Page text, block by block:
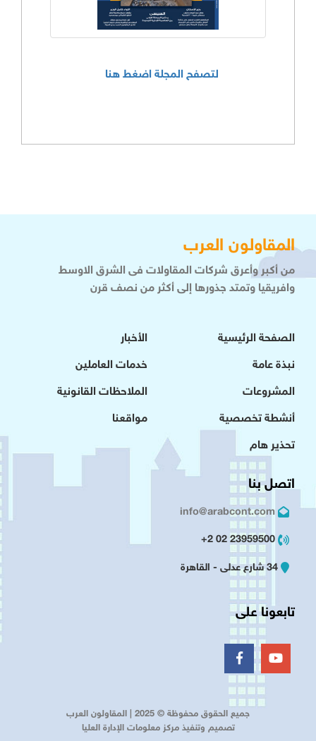
لتصفح المجلة اضغط هنا
المقاولون العرب
من أكبر وأعرق شركات المقاولات فى الشرق الاوسط
وافريقيا وتمتد جذورها إلى أكثر من نصف قرن
الصفحة الرئيسية
نبذة عامة
المشروعات
أنشطة تخصصية
تحذير هام
الأخبار
خدمات العاملين
الملاحظات القانونية
مواقعنا
اتصل بنا
info@arabcont.com
23959500 02 2+
34 شارع عدلى - القاهرة
تابعونا على
جميع الحقوق محفوظة © 2025 | المقاولون العرب
تصميم وتنفيذ مركز معلومات الإدارة العليا